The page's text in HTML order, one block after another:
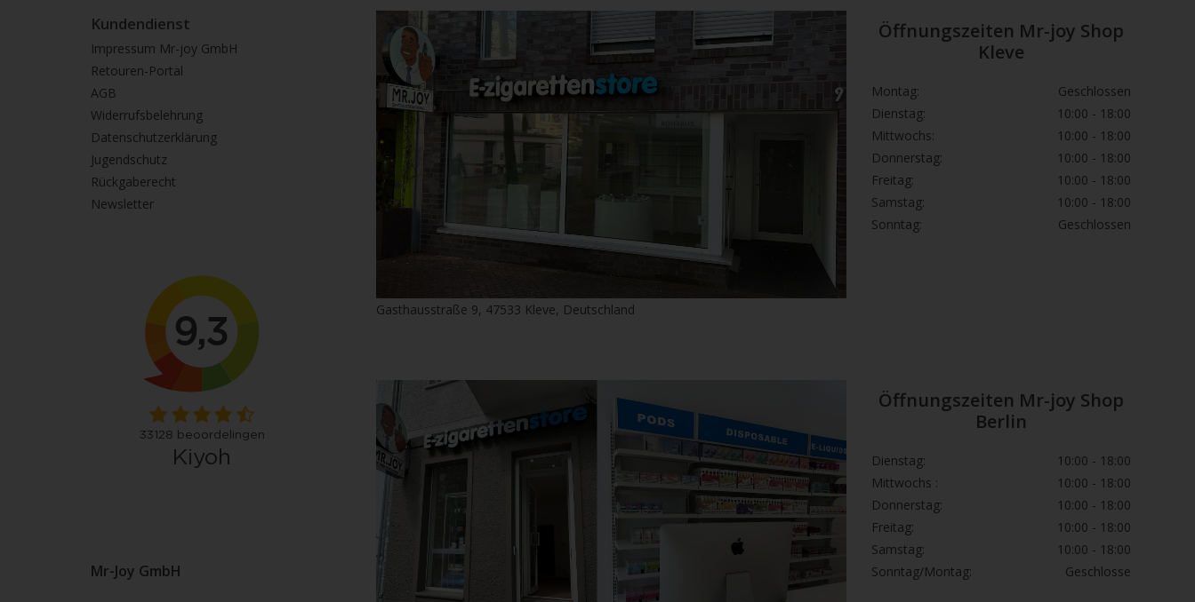
Kundendienst
Impressum Mr-joy GmbH
Retouren-Portal
AGB
Widerrufsbelehrung
Datenschutzerklärung
Jugendschutz
Rückgaberecht
Newsletter
Mr-Joy GmbH
Gasthausstraße 9, 47533 Kleve, Deutschland
Öffnungszeiten Mr-joy Shop
Kleve
Montag:
Geschlossen
Dienstag:
10:00 - 18:00
Mittwochs:
10:00 - 18:00
Donnerstag:
10:00 - 18:00
Freitag:
10:00 - 18:00
Samstag:
10:00 - 18:00
Sonntag:
Geschlossen
Öffnungszeiten Mr-joy Shop
Berlin
Dienstag:
10:00 - 18:00
Mittwochs :
10:00 - 18:00
Donnerstag:
10:00 - 18:00
Freitag:
10:00 - 18:00
Samstag:
10:00 - 18:00
Sonntag/Montag:
Geschlosse